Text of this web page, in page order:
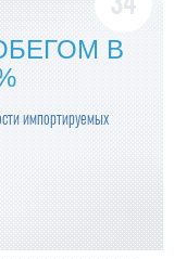
В
импортируемых